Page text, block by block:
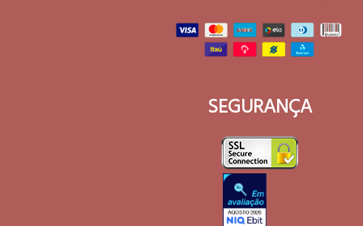
SEGURANÇA